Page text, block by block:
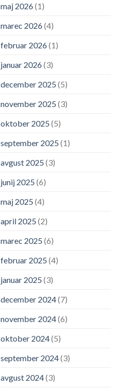
maj 2026(1)
marec 2026(4)
februar 2026(1)
januar 2026(3)
december 2025 (5)
november 2025 (3)
oktober 2025 (5)
september 2025 (1)
avgust 2025 (3)
junij 2025 (6)
maj 2025 (4)
april 2025 (2)
marec 2025 (6)
februar 2025 (4)
januar 2025 (3)
december 2024(7)
november 2024(6)
oktober 2024(5)
september 2024(3)
avgust 2024(3)